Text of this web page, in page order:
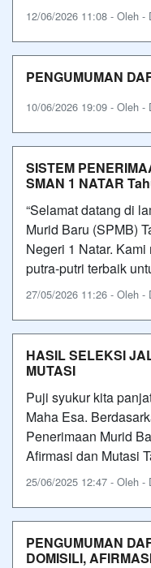
12/06/2026 11:08 - Oleh -
PENGUMUMAN
10/06/2026 19:09 - Oleh -
SISTEM
SMAN 1 NATAR
“Selamat datang di
Murid Baru (SPMB)
Negeri 1 Natar.
putra-putri terbaik
27/05/2026 11:26 - Oleh -
HASIL SELEKSI
MUTASI
Puji syukur kita
Maha Esa.
Penerimaan Murid
Afirmasi dan Mutasi
25/06/2025 12:47 - Oleh -
PENGUMUMAN
DOMISILI,